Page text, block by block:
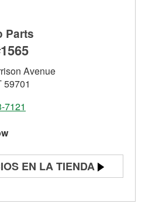
Parts
Avenue
59701
7121
EN LA TIENDA